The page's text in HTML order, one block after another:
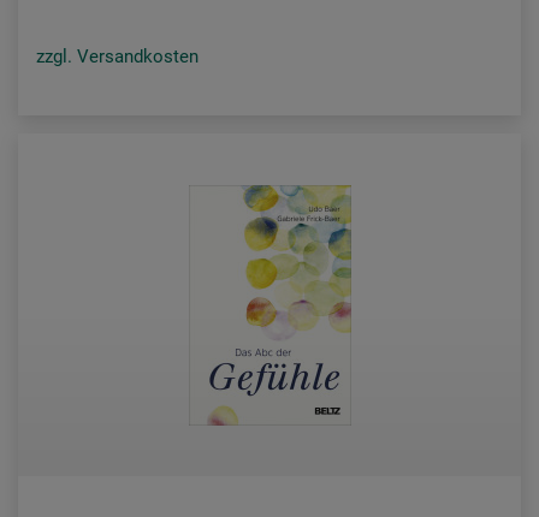
zzgl. Versandkosten